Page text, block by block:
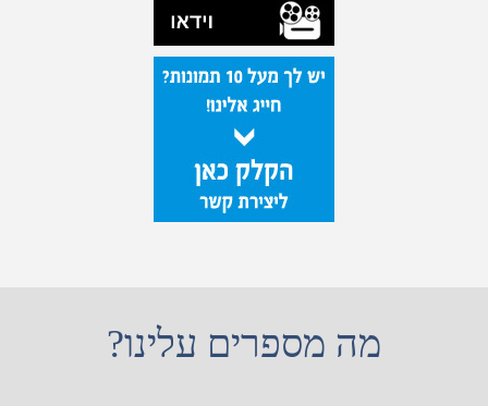
מה מספרים עלינו?